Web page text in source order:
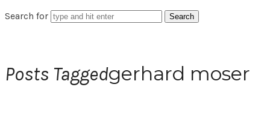
Search for
Posts Taggedgerhard moser